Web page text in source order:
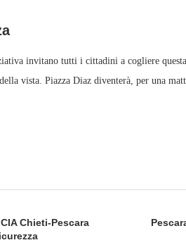
invitano tutti i cittadini a cogliere
vista. Piazza Diaz diventerà, per una
Chieti-Pescara